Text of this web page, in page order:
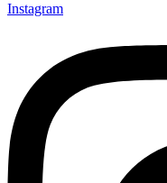
Instagram